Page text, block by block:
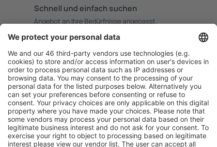
Schnell und einfach suchen
Angebot an Ihre Bedürfnisse angepasst.
Sicher planen
Buchen ohne Sorgen mit einer kostenlosen
Stornierungsoption.
Mehr sparen
Attraktive Preise und Spezialangebote für eingeloggte
Benutzer.
Unterkünfte, die Sie mögen